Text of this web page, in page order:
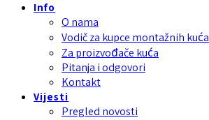
Info
O nama
Vodič za kupce montažnih kuća
Za proizvođače kuća
Pitanja i odgovori
Kontakt
Vijesti
Pregled novosti